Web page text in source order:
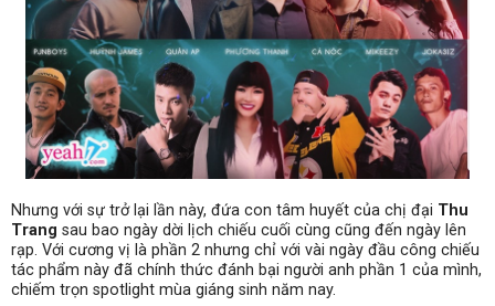
Nhưng với sự trở lại lần này, đứa con tâm huyết của chị đại Thu
Trang sau bao ngày dời lịch chiếu cuối cùng cũng đến ngày lên
rạp. Với cương vị là phần 2 nhưng chỉ với vài ngày đầu công chiếu
tác phẩm này đã chính thức đánh bại người anh phần 1 của mình,
chiếm trọn spotlight mùa giáng sinh năm nay.